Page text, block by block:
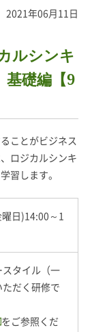
2021年06月11日
ルシンキ
礎編【9
ことがビジネス
ロジカルシンキ
習します。
日)14:00～1
スタイル（一
だく研修で
をご参照くだ